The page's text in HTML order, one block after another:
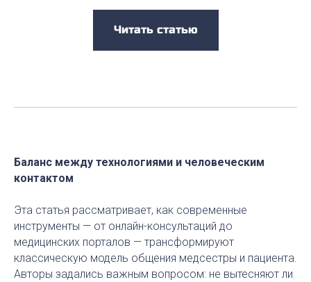
Читать статью
Баланс между технологиями и человеческим
контактом
Эта статья рассматривает, как современные
инструменты — от онлайн-консультаций до
медицинских порталов — трансформируют
классическую модель общения медсестры и пациента.
Авторы задались важным вопросом: не вытесняют ли